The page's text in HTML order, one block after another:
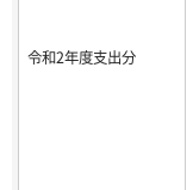
令和2年度支出分